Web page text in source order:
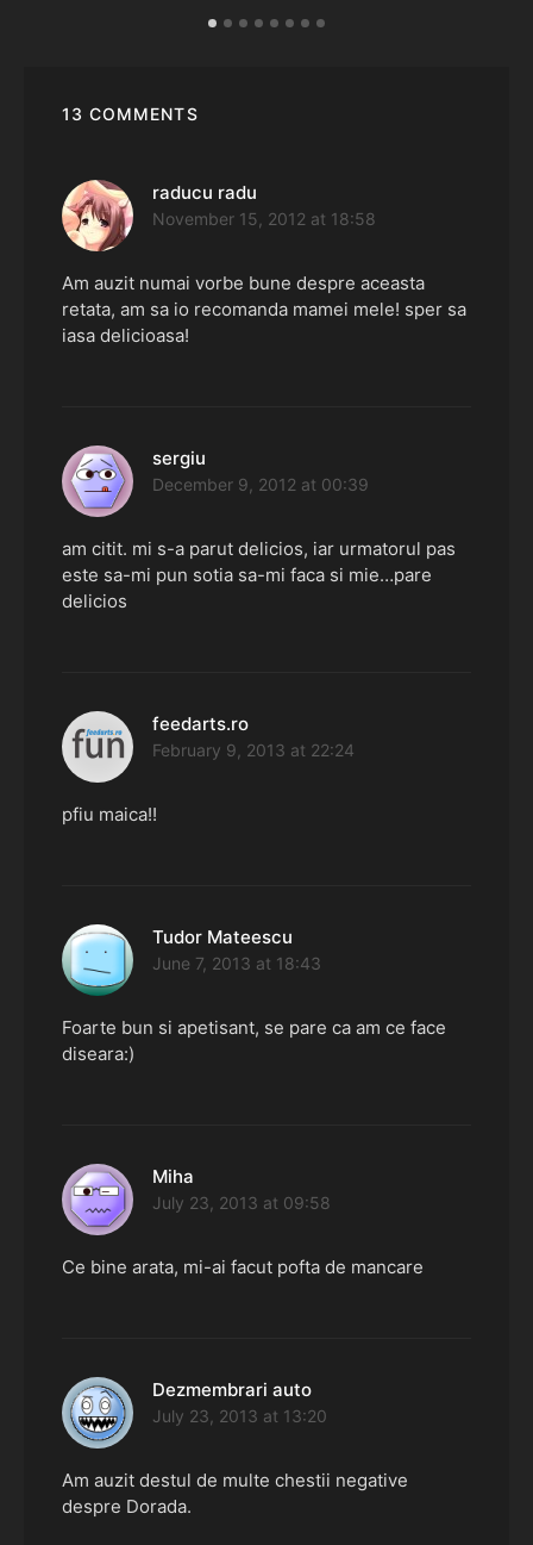
13 COMMENTS
raducu radu
November 15, 2012 at 18:58
Am auzit numai vorbe bune despre aceasta
retata, am sa io recomanda mamei mele! sper sa
iasa delicioasa!
sergiu
December 9, 2012 at 00:39
am citit. mi s-a parut delicios, iar urmatorul pas
este sa-mi pun sotia sa-mi faca si mie…pare
delicios
feedarts.ro
February 9, 2013 at 22:24
pfiu maica!!
Tudor Mateescu
June 7, 2013 at 18:43
Foarte bun si apetisant, se pare ca am ce face
diseara:)
Miha
July 23, 2013 at 09:58
Ce bine arata, mi-ai facut pofta de mancare
Dezmembrari auto
July 23, 2013 at 13:20
Am auzit destul de multe chestii negative
despre Dorada.